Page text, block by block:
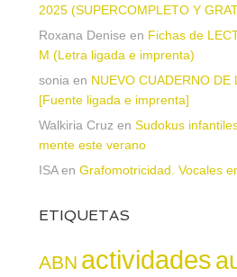
2025 (SUPERCOMPLETO Y
Roxana Denise en Fichas de
M (Letra ligada e imprenta)
sonia en NUEVO CUADERNO DE
[Fuente ligada e imprenta]
Walkiria Cruz en Sudokus
mente este verano
ISAen Grafomotricidad. Vocales
ETIQUETAS
ABN actividades